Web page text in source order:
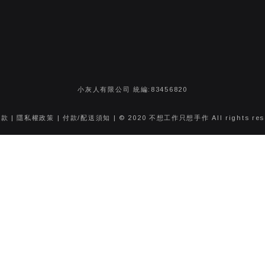
小灰人有限公司 統編:83456820
|隱私權政策 | 付款/配送須知 | © 2020 不想工作只想手作 All rights